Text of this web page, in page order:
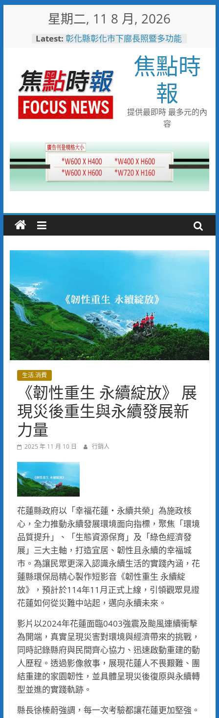
星期二, 11 8 月, 2026
Latest: 彰化縣彰化市下廍長照暨多功能
熊本災區暖起來！高雄、北九州
再出手 132箱物資接力變「熱
食援助」餐車開進避難區
彰化縣2026城鎮韌性(防空)演習
圓滿完成
高雄不只拚半導體！產業轉型大
翻身 營利事業銷售額大增1.36
和美糖友里衛福大樓旁興建動土
焦點時
報
提供最即時 最多元的內
容
生活.消費
《韌性重生 永續綻放》 展
現災後重生與永續發展新
力量
2025 年 11 月 10 日 行銷人
花蓮縣政府以「幸福花蓮‧永續共榮」為施政核
心，全力推動永續發展環境面向指標，聚焦「環境
品質提升」、「生態資源保育」及「綠色經濟發
展」三大主軸，打造宜居、韌性且永續的幸福城
市。為讓民眾更深入認識永續生活的實踐內涵，花
蓮縣環保局精心製作短影音《韌性重生 永續綻
放》，預計於114年11月正式上線，引領觀眾見證
花蓮如何從災難中站起，邁向永續未來。
影片以2024年花蓮面臨0403強震及颱風連續衝擊
為開端，真實呈現災害對環境與經濟帶來的挑戰，
同時記錄縣府與民間齊心協力、迅速啟動重建的動
人歷程。透過影像敘事，展現花蓮人不畏艱難、團
結重建的家園韌性，並具體呈現災後復原與永續轉
型並進的實踐軌跡。
縣長徐榛蔚強調，每一次考驗都讓花蓮更加堅強。